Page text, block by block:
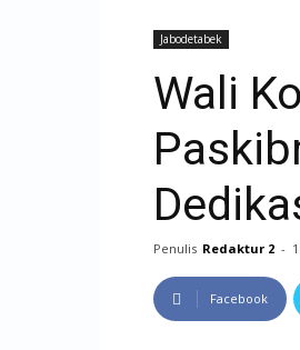
Jabodetabek
Wali
Penulis Redaktur 2 -
Facebook